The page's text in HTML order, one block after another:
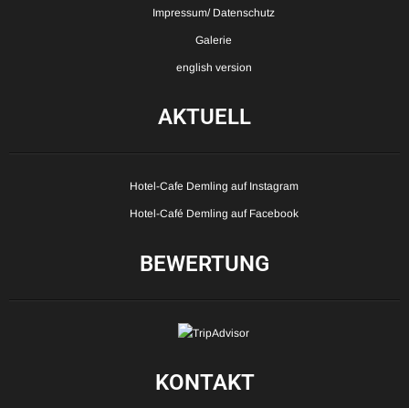
Impressum/ Datenschutz
Galerie
english version
AKTUELL
Hotel-Cafe Demling auf Instagram
Hotel-Café Demling auf Facebook
BEWERTUNG
KONTAKT